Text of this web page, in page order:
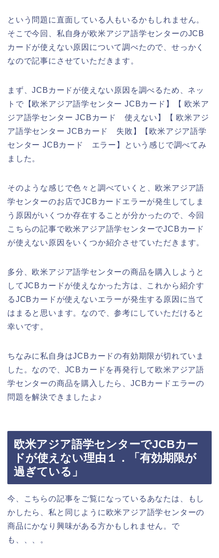
という問題に直面している人もいるかもしれません。
そこで今回、私自身が欧米アジア語学センターのJCB
カードが使えない原因について調べたので、せっかく
なので記事にさせていただきます。
まず、JCBカードが使えない原因を調べるため、ネッ
トで【欧米アジア語学センター JCBカード】【 欧米ア
ジア語学センター JCBカード 使えない】【 欧米アジ
ア語学センター JCBカード 失敗】【欧米アジア語学
センター JCBカード エラー】という感じで調べてみ
ました。
そのような感じで色々と調べていくと、欧米アジア語
学センターのお店でJCBカードエラーが発生してしま
う原因がいくつか存在することが分かったので、今回
こちらの記事で欧米アジア語学センターでJCBカード
が使えない原因をいくつか紹介させていただきます。
多分、欧米アジア語学センターの商品を購入しようと
してJCBカードが使えなかった方は、これから紹介す
るJCBカードが使えないエラーが発生する原因に当て
はまると思います。なので、参考にしていただけると
幸いです。
ちなみに私自身はJCBカードの有効期限が切れていま
した。なので、JCBカードを再発行して欧米アジア語
学センターの商品を購入したら、JCBカードエラーの
問題を解決できましたよ♪
欧米アジア語学センターでJCBカー
ドが使えない理由１．「有効期限が
過ぎている」
今、こちらの記事をご覧になっているあなたは、もし
かしたら、私と同じように欧米アジア語学センターの
商品にかなり興味がある方かもしれません。で
も、、、。